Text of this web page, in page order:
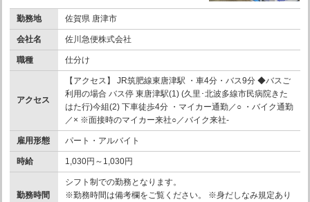
勤務地 佐賀県 唐津市
会社名 佐川急便株式会社
職種 仕分け
アクセス
【アクセス】 JR筑肥線東唐津駅 ・車4分・バス9分 ◆バスご
利用の場合 バス停 東唐津駅(1) (久里･北波多線市民病院きた
はた行)今組(2) 下車徒歩4分 ・マイカー通勤／○ ・バイク通勤
／× ※面接時のマイカー来社○／バイク来社-
雇用形態 パート・アルバイト
時給 1,030円～1,030円
勤務時間
シフト制での勤務となります。
※勤務時間は備考欄をご覧ください。 ※身だしなみ規定あり